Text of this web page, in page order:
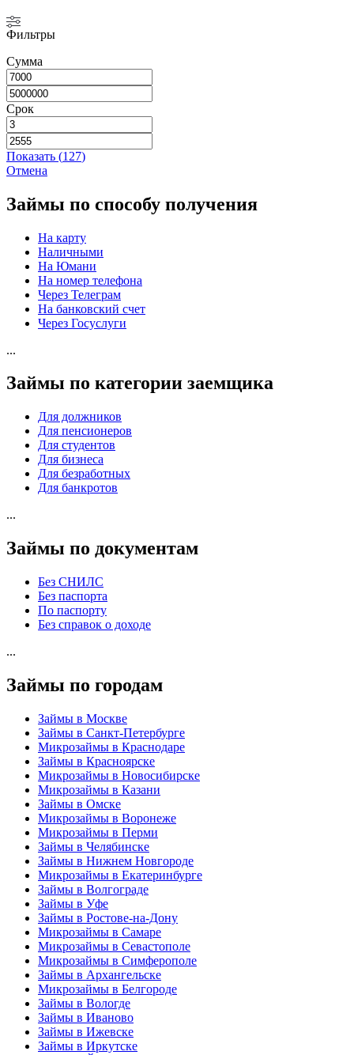
Фильтры
Сумма
Срок
Показать (127)
Отмена
Займы по способу получения
На карту
Наличными
На Юмани
На номер телефона
Через Телеграм
На банковский счет
Через Госуслуги
...
Займы по категории заемщика
Для должников
Для пенсионеров
Для студентов
Для бизнеса
Для безработных
Для банкротов
...
Займы по документам
Без СНИЛС
Без паспорта
По паспорту
Без справок о доходе
...
Займы по городам
Займы в Москве
Займы в Санкт-Петербурге
Микрозаймы в Краснодаре
Займы в Красноярске
Микрозаймы в Новосибирске
Микрозаймы в Казани
Займы в Омске
Микрозаймы в Воронеже
Микрозаймы в Перми
Займы в Челябинске
Займы в Нижнем Новгороде
Микрозаймы в Екатеринбурге
Займы в Волгограде
Займы в Уфе
Займы в Ростове-на-Дону
Микрозаймы в Самаре
Микрозаймы в Севастополе
Микрозаймы в Симферополе
Займы в Архангельске
Микрозаймы в Белгороде
Займы в Вологде
Займы в Иваново
Займы в Ижевске
Займы в Иркутске